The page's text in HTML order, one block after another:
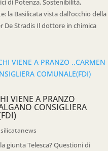
di Potenza. Sostenibilità,
la Basilicata vista dall’occhio della
De Stradis Il dottore in chimica
VIENE A PRANZO
CONSIGLIERA
giunta Telesca? Questioni di